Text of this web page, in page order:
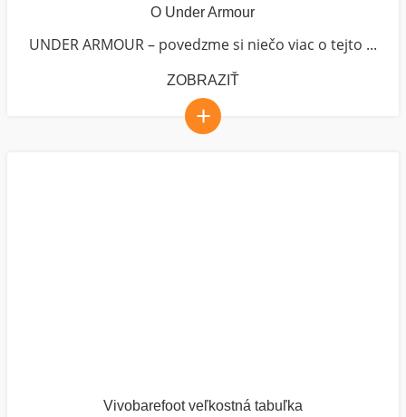
O Under Armour
UNDER ARMOUR – povedzme si niečo viac o tejto ...
ZOBRAZIŤ
+
Vivobarefoot veľkostná tabuľka